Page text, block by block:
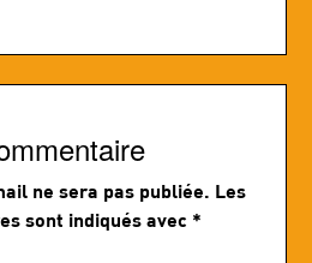
ne sera pas publiée. Les
sont indiqués avec *